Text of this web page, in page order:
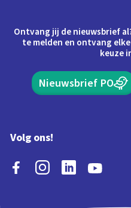
Ontvang jij de nieuwsbrief
te melden en ontvang
keuze
Nieuwsbrief PO
Volg ons!